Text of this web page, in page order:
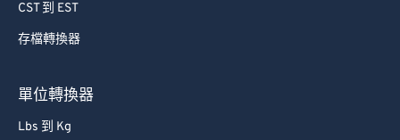
CST 到 EST
存檔轉換器
單位轉換器
Lbs 到 Kg